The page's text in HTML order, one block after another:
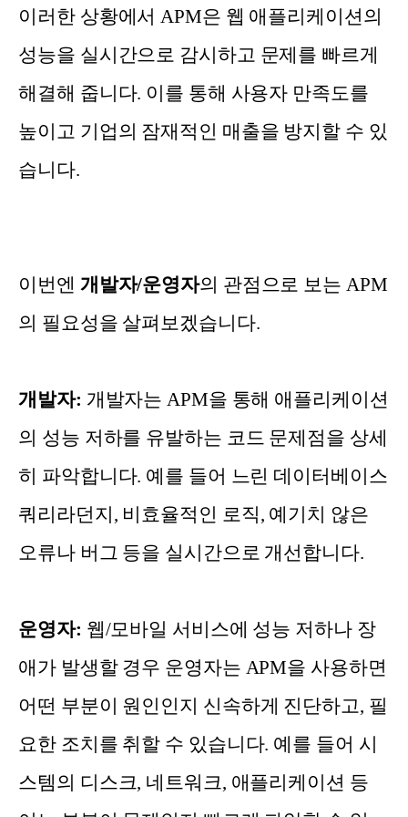
이러한 상황에서 APM은 웹 애플리케이션의
성능을 실시간으로 감시하고 문제를 빠르게
해결해 줍니다. 이를 통해 사용자 만족도를
높이고 기업의 잠재적인 매출을 방지할 수 있
습니다.
이번엔 개발자/운영자의 관점으로 보는 APM
의 필요성을 살펴보겠습니다.
개발자: 개발자는 APM을 통해 애플리케이션
의 성능 저하를 유발하는 코드 문제점을 상세
히 파악합니다. 예를 들어 느린 데이터베이스
쿼리라던지, 비효율적인 로직, 예기치 않은
오류나 버그 등을 실시간으로 개선합니다.
운영자: 웹/모바일 서비스에 성능 저하나 장
애가 발생할 경우 운영자는 APM을 사용하면
어떤 부분이 원인인지 신속하게 진단하고, 필
요한 조치를 취할 수 있습니다. 예를 들어 시
스템의 디스크, 네트워크, 애플리케이션 등